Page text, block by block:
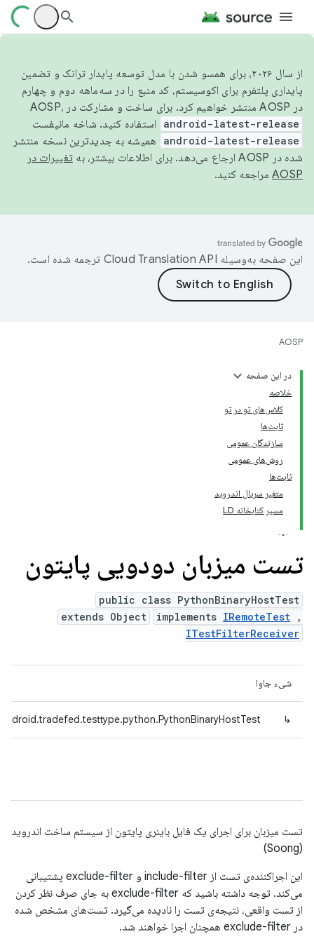
از سال ۲۰۲۶، برای همسو شدن با مدل توسعه پایدار ترانک و تضمین
پایداری پلتفرم برای اکوسیستم، کد منبع را در سه‌ماهه دوم و چهارم
در AOSP منتشر خواهیم کرد. برای ساخت و مشارکت در AOSP،
android-latest-release استفاده کنید. شاخه مانیفست
android-latest-release
همیشه به جدیدترین نسخه منتشر
شده در AOSP ارجاع می‌دهد. برای اطلاعات بیشتر، به
تغییرات در
AOSP مراجعه کنید.
این صفحه به‌وسیله ترجمه شده است.
AOSP
در این صفحه
خلاصه
کلاس‌های تو در تو
ثابت‌ها
سازندگان عمومی
روش‌های عمومی
ثابت‌ها
متغیر سریال اندروید
مسیر کتابخانه LD
تست میزبان دودویی پایتون
public class PythonBinaryHostTest
extends Object
implements IRemoteTest ,
ITestFilterReceiver
شیء جاوا
↳
تست میزبان برای اجرای یک فایل باینری پایتون از سیستم ساخت اندروید
(Soong)
این اجراکننده‌ی تست از include-filter و exclude-filter پشتیبانی
می‌کند. توجه داشته باشید که exclude-filter به جای صرف نظر کردن
از تست واقعی، نتیجه‌ی تست را نادیده می‌گیرد. تست‌های مشخص شده
در exclude-filter همچنان اجرا خواهند شد.